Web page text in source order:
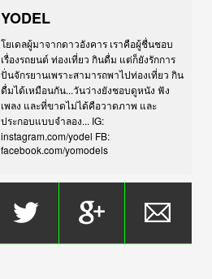
YODEL
โยเดลผู้มาจากดาวอังคาร เราคือผู้ชื่นชอบ
เรื่องรถยนต์ ท่องเที่ยว กินดื่ม แต่ก็ยังรักการ
ปั่นจักรยานเพราะสามารถพาไปท่องเที่ยว กิน
ดื่มได้เหมือนกัน...วันว่างยังชอบดูหนัง ฟัง
เพลง และที่ขาดไม่ได้คือวาดภาพ และ
ประกอบแบบจำลอง... IG:
instagram.com/yodel FB:
facebook.com/yomodels